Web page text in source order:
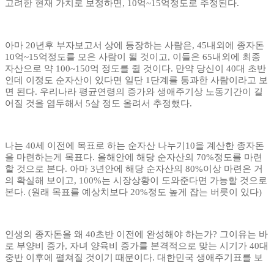
고려한 현재 가치로 보정하면, 10억~15억정도로 추정된다.
아마 20년후 부자보고서 상에 등장하는 사람은, 45내외에 종자돈
10억~15억정도를 모은 사람이 될 것이고, 이들은 65내외에 최종
자산으로 약 100~150억 정도를 쥘 것이다. 만약 당신이 40대 초반
인데 이정도 순자산이 있다면 일단 1단계를 통과한 사람이라고 보
면 된다. 우리나라 평균연령의 증가와 생애주기상 노동기간이 길
어질 것을 염두해서 5살 정도 올려서 추정했다.
나는 40세 이전에 목표로 하는 순자산 나누기10을 계산한 종자돈
을 마련하는게 목표다. 올해안에 해당 순자산의 70%정도를 마련
할 것으로 본다. 아마 3년안에 해당 순자산의 80%이상 마련은 거
의 확실해 보이고, 100%는 시장상황이 도와준다면 가능할 것으로
본다. (원래 목표를 예상치보다 20%정도 높게 잡는 버릇이 있다)
인생의 종자돈을 왜 40초반 이전에 완성해야 하는가? 그이유는 바
로 부양비 증가, 자녀 양육비 증가를 본격적으로 맞는 시기가 40대
중반 이후에 펼쳐질 것이기 때문이다. 대한민국 생애주기표를 보